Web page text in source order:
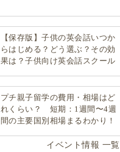
【保存版】子供の英会話いつか
らはじめる？どう選ぶ？その効
果は？子供向け英会話スクール
プチ親子留学の費用・相場はど
れくらい？ 短期：1週間〜4週
間の主要国別相場まるわかり！
イベント情報 一覧